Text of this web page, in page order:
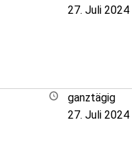
27. Juli 2024
ganztägig
27. Juli 2024